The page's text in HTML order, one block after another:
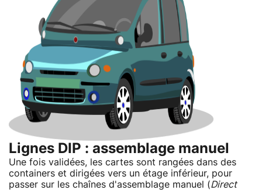
Lignes DIP : assemblage manuel
Une fois validées, les cartes sont rangées dans des
containers et dirigées vers un étage inférieur, pour
passer sur les chaînes d'assemblage manuel (Direct